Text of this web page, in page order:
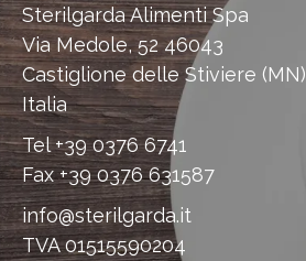
Sterilgarda Alimenti Spa
Via Medole, 52 46043
Castiglione delle Stiviere (MN)
Italia
Tel+39 0376 6741
Fax+39 0376 631587
info@sterilgarda.it
TVA 01515590204